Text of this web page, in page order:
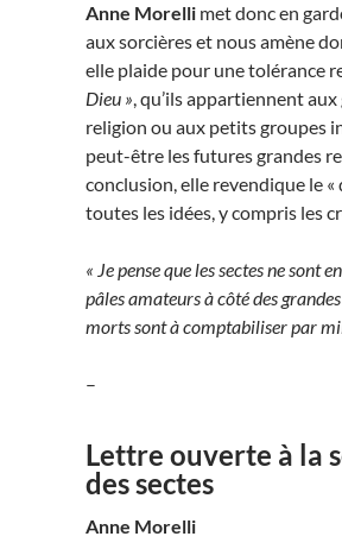
Anne Morelli met donc en
aux sorcières et nous amène
elle plaide pour une tolérance
Dieu », qu’ils appartiennent
religion ou aux petits groupes
peut-être les futures grandes
conclusion, elle revendique le
toutes les idées, y compris les
« Je pense que les sectes ne sont
pâles amateurs à côté des
morts sont à comptabiliser par
–
Lettre ouverte à la
des sectes
Anne Morelli